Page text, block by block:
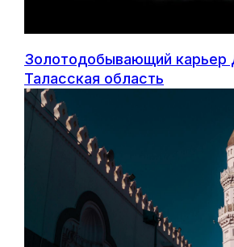
Золотодобывающий
Таласская область
2012-2026